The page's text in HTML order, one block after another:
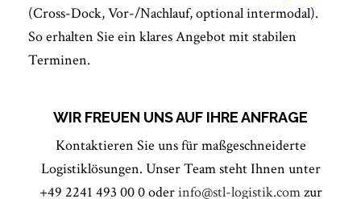
(Cross-Dock, Vor-/Nachlauf, optional intermodal).
So erhalten Sie ein klares Angebot mit stabilen
Terminen.
WIR FREUEN UNS AUF IHRE ANFRAGE
Kontaktieren Sie uns für maßgeschneiderte
Logistiklösungen. Unser Team steht Ihnen unter
+49 2241 493 00 0 oderinfo@stl-logistik.comzur